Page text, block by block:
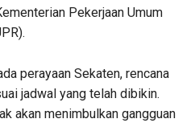
Pekerjaan Umum
perayaan Sekaten, rencana
jadwal yang telah dibikin.
akan menimbulkan gangguan